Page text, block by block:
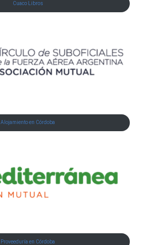
Cuaco Libros
Alojamiento en Córdoba
Proveeduría en Córdoba